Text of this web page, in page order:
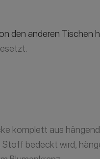
den anderen Tischen
komplett aus
bedeckt wird,